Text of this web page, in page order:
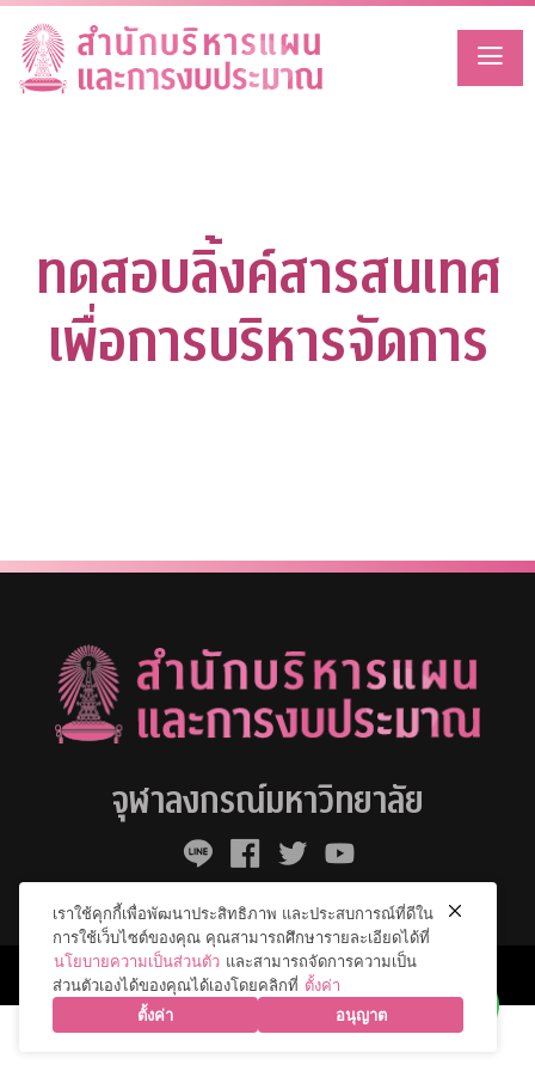
Skip
content
ทดสอบลิ้งค์สารสนเทศ
เพื่อการบริหารจัดการ
จุฬาลงกรณ์มหาวิทยาลัย
© 2026 จุฬาลงกรณ์มหาวิทยาลัย. All Rights Reserved.
เราใช้คุกกี้เพื่อพัฒนาประสิทธิภาพ และประสบการณ์ที่ดีใน
การใช้เว็บไซต์ของคุณ คุณสามารถศึกษารายละเอียดได้ที่
นโยบายความเป็นส่วนตัว และสามารถจัดการความเป็น
ส่วนตัวเองได้ของคุณได้เองโดยคลิกที่ ตั้งค่า
ตั้งค่า
อนุญาต